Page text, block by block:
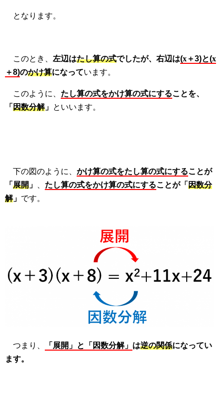
となります。
このとき、 左辺はたし算の式でしたが、右辺は(x＋3)と(x
＋8)のかけ算になっています。
このように、 たし算の式をかけ算の式にすることを、
「 因数分解」 といいます。
下の図のように、 かけ算の式をたし算の式にすることが
「 展開 」 たし算の式をかけ算の式にすることが「 因数分
解」 です。
つまり、 「展開」と「因数分解」 は逆の関係になってい
ます。